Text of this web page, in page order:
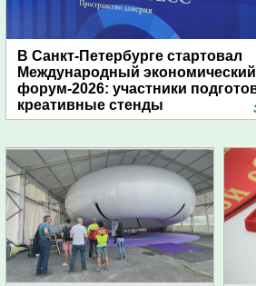
В Санкт-Петербурге стартовал
Международный экономический
форум-2026: участники
креативные стенды